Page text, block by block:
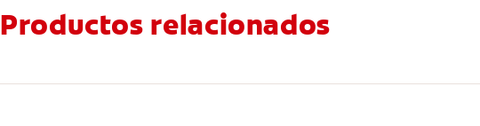
Productos relacionados